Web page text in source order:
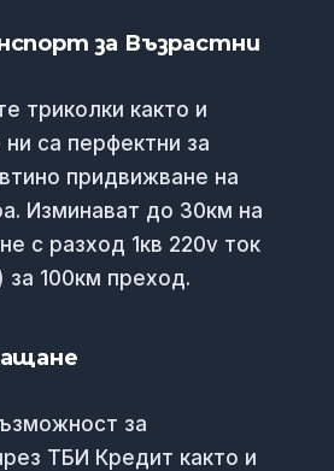
за Възрастни
триколки както и
са перфектни за
придвижване на
Изминават до 30км на
с разход 1кв 220v ток
за 100км преход.
за
ТБИ Кредит както и